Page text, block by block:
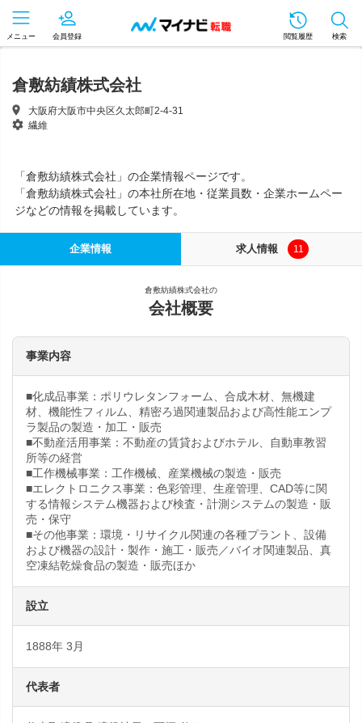
メニュー 会員登録 閲覧履歴 検索
倉敷紡績株式会社
大阪府大阪市中央区久太郎町2-4-31
繊維
「倉敷紡績株式会社」の企業情報ページです。
「倉敷紡績株式会社」の本社所在地・従業員数・企業ホームペー
ジなどの情報を掲載しています。
企業情報 求人情報 11
倉敷紡績株式会社の
会社概要
事業内容
■化成品事業：ポリウレタンフォーム、合成木材、無機建
材、機能性フィルム、精密ろ過関連製品および高性能エンプ
ラ製品の製造・加工・販売
■不動産活用事業：不動産の賃貸およびホテル、自動車教習
所等の経営
■工作機械事業：工作機械、産業機械の製造・販売
■エレクトロニクス事業：色彩管理、生産管理、CAD等に関
する情報システム機器および検査・計測システムの製造・販
売・保守
■その他事業：環境・リサイクル関連の各種プラント、設備
および機器の設計・製作・施工・販売／バイオ関連製品、真
空凍結乾燥食品の製造・販売ほか
設立
1888年 3月
代表者